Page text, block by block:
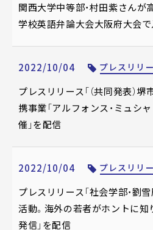
関西大学中等部・村田紫さん
学校英語弁論大会大阪府大会
2022/10/04 プレスリリ
プレスリリース「（共同発表）
携事業「アルフォンス・ミュシ
催」を配信
2022/10/04 プレスリリ
プレスリリース「社会学部・劉
活動。海外の若者がホントに
発信」を配信